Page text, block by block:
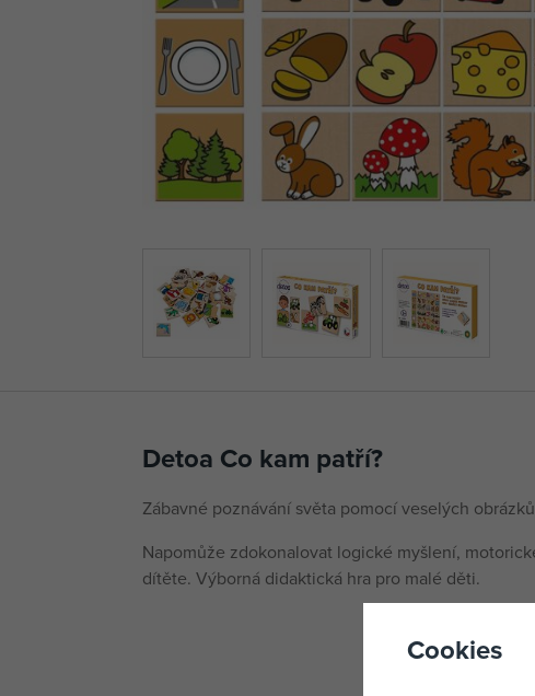
Detoa Co kam patří?
Zábavné poznávání světa pomocí veselých
Napomůže zdokonalovat logické myšlení,
dítěte. Výborná didaktická hra pro malé děti.
Cookies